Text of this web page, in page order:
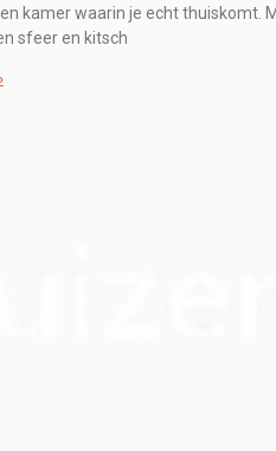
kamer waarin je echt thuiskomt.
sfeer en kitsch